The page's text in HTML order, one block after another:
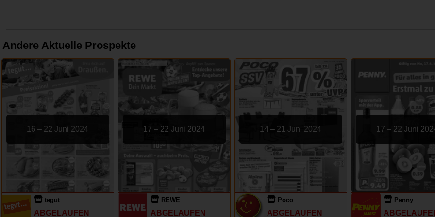
Andere Aktuelle Prospekte
16 – 22 Juni 2024
tegut
ABGELAUFEN
17 – 22 Juni 2024
REWE
ABGELAUFEN
14 – 21 Juni 2024
Poco
ABGELAUFEN
17 – 22 Juni
Penny